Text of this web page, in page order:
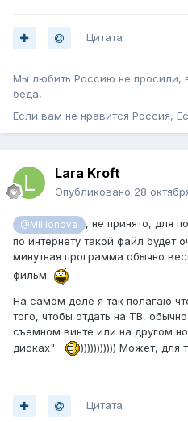
Цитата
Мы любить Россию не просили,
беда,
Если вам не нравится Россия,
Lara Kroft
Опубликовано 28
@Millionova
, не принято, для
по интернету такой файл будет
минутная программа обычно
фильм
На самом деле я так полагаю
того, чтобы отдать на ТВ,
съемном винте или на другом
дисках"
))))))))))) Может, для
Цитата